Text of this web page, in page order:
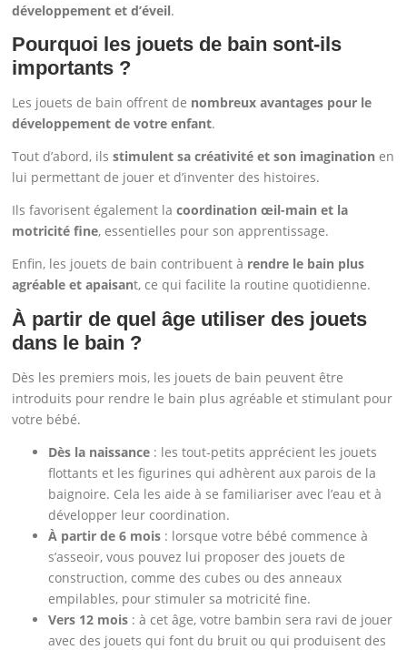
développement et d’éveil.
Pourquoi les jouets de bain sont-ils
importants ?
Les jouets de bain offrent de nombreux avantages pour le
développement de votre enfant.
Tout d’abord, ilsstimulent sa créativité et son imagination en
lui permettant de jouer et d’inventer des histoires.
Ils favorisent également lacoordination œil-main et la
motricité fine, essentielles pour son apprentissage.
Enfin, les jouets de bain contribuent à rendre le bain plus
agréable et apaisant, ce qui facilite la routine quotidienne.
À partir de quel âge utiliser des jouets
dans le bain ?
Dès les premiers mois, les jouets de bain peuvent être
introduits pour rendre le bain plus agréable et stimulant pour
votre bébé.
Dès la naissance : les tout-petits apprécient les jouets
flottants et les figurines qui adhèrent aux parois de la
baignoire. Cela les aide à se familiariser avec l’eau et à
développer leur coordination.
À partir de 6 mois : lorsque votre bébé commence à
s’asseoir, vous pouvez lui proposer des jouets de
construction, comme des cubes ou des anneaux
empilables, pour stimuler sa motricité fine.
Vers 12 mois : à cet âge, votre bambin sera ravi de jouer
avec des jouets qui font du bruit ou qui produisent des